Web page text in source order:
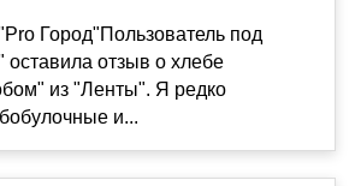
Город"Пользователь под
оставила отзыв о хлебе
из "Ленты". Я редко
и...